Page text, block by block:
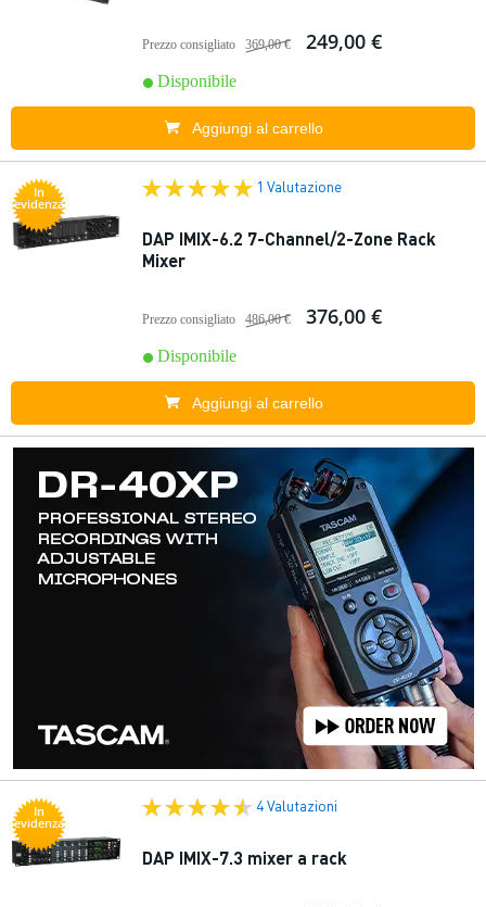
Prezzo consigliato 369,00 € 249,00 €
Disponibile
Aggiungi al carrello
In
evidenza
1 Valutazione
DAP IMIX-6.2 7-Channel/2-Zone Rack
Mixer
Prezzo consigliato 486,00 € 376,00 €
Disponibile
Aggiungi al carrello
In
evidenza
4 Valutazioni
DAP IMIX-7.3 mixer a rack